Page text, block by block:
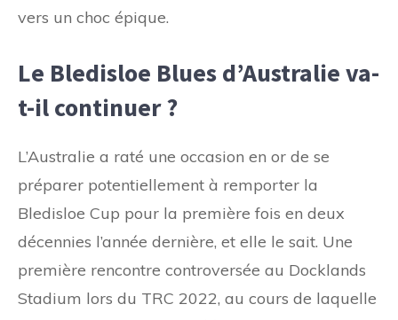
vers un choc épique.
Le Bledisloe Blues d’Australie va-
t-il continuer ?
L’Australie a raté une occasion en or de se
préparer potentiellement à remporter la
Bledisloe Cup pour la première fois en deux
décennies l’année dernière, et elle le sait. Une
première rencontre controversée au Docklands
Stadium lors du TRC 2022, au cours de laquelle